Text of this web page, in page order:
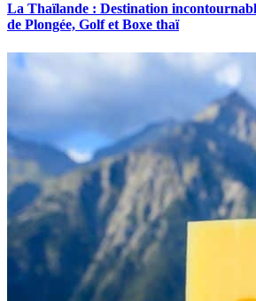
La Thaïlande : Destination
de Plongée, Golf et Boxe thaï